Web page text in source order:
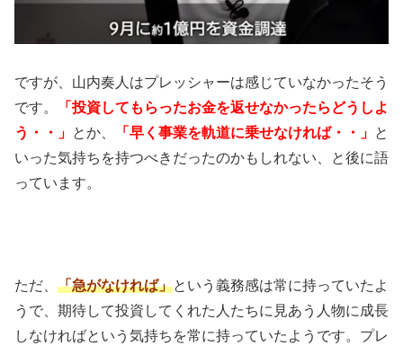
ですが、山内奏人はプレッシャーは感じていなかったそう
です。
「投資してもらったお金を返せなかったらどうしよ
う・・」 とか、 「早く事業を軌道に乗せなければ・・」 と
いった気持ちを持つべきだったのかもしれない、と後に語
っています。
ただ、 「急がなければ」という義務感は常に持っていたよ
うで、期待して投資してくれた人たちに見あう人物に成長
しなければという気持ちを常に持っていたようです。プレ